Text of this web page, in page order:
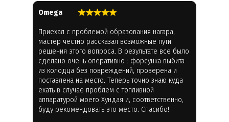
Omega
Приехал с проблемой образования нагара,
мастер честно рассказал возможные пути
решения этого вопроса. В результате все было
сделано очень оперативно : форсунка выбита
из колодца без повреждений, проверена и
поставлена на место. Теперь точно знаю куда
ехать в случае проблем с топливной
аппаратурой моего Хундая и, соответственно,
буду рекомендовать это место. Спасибо!